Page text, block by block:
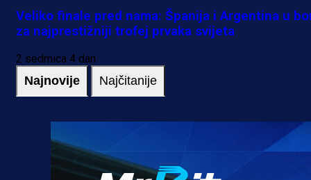
Veliko finale pred nama: Španija i Argentina u
za najprestižniji trofej prvaka svijeta
2 sedmica 4 dan
Najnovije Najčitanije